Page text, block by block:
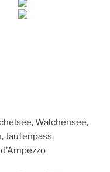
Walchensee,
Jaufenpass,